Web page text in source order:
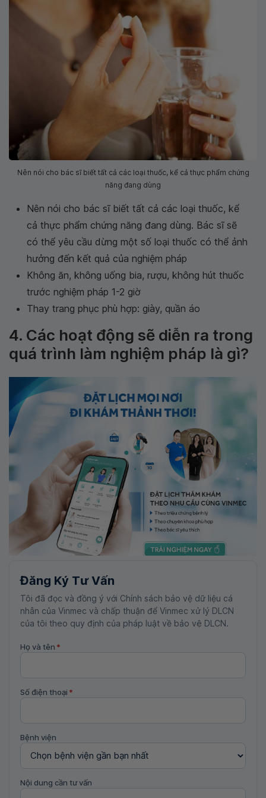
Nên nói cho bác sĩ biết tất cả các loại thuốc, kể cả thực phẩm chứng
năng đang dùng
Nên nói cho bác sĩ biết tất cả các loại thuốc, kể
cả thực phẩm chứng năng đang dùng. Bác sĩ sẽ
có thể yêu cầu dừng một số loại thuốc có thể ảnh
hưởng đến kết quả của nghiệm pháp
Không ăn, không uống bia, rượu, không hút thuốc
trước nghiệm pháp 1-2 giờ
Thay trang phục phù hợp: giày, quần áo
4. Các hoạt động sẽ diễn ra trong
quá trình làm nghiệm pháp là gì?
Đăng Ký Tư Vấn
Tôi đã đọc và đồng ý với Chính sách bảo vệ dữ liệu cá
nhân của Vinmec và chấp thuận để Vinmec xử lý DLCN
của tôi theo quy định của pháp luật về bảo vệ DLCN.
Họ và tên *
Số điện thoại *
Bệnh viện
Nội dung cần tư vấn